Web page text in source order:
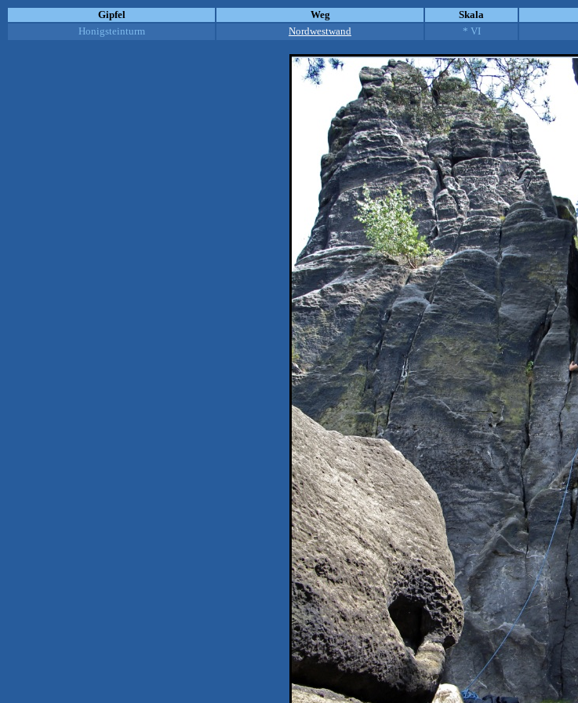
Gipfel Weg Skala
Honigsteinturm
Nordwestwand * VI